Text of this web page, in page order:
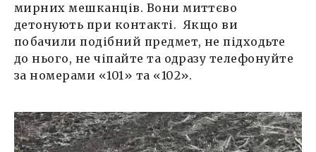
мирних мешканців. Вони миттєво
детонують при контакті. Якщо ви
побачили подібний предмет, не підходьте
до нього, не чіпайте та одразу телефонуйте
за номерами «101» та «102».